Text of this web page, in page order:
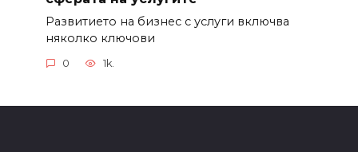
Развитието на бизнес с услуги включва
няколко ключови
0 1k.